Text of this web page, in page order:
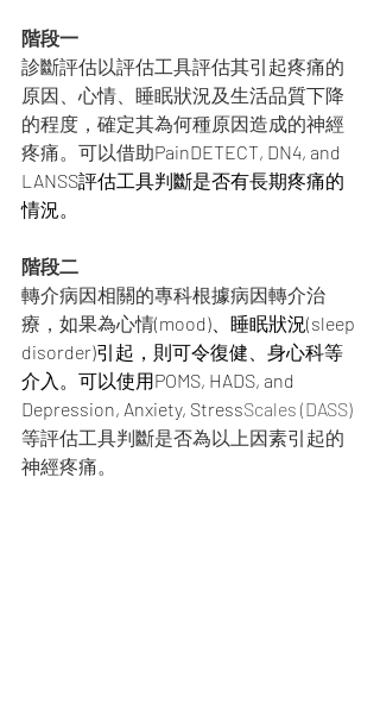
階段一
診斷評估以評估工具評估其引起疼痛的
原因、心情、睡眠狀況及生活品質下降
的程度，確定其為何種原因造成的神經
疼痛。可以借助PainDETECT, DN4, and
LANSS評估工具判斷是否有長期疼痛的
情況。
階段二
轉介病因相關的專科根據病因轉介治
療，如果為心情(mood)、睡眠狀況(sleep
disorder)引起，則可令復健、身心科等
介入。可以使用POMS, HADS, and
Depression, Anxiety, StressScales (DASS)
等評估工具判斷是否為以上因素引起的
神經疼痛。